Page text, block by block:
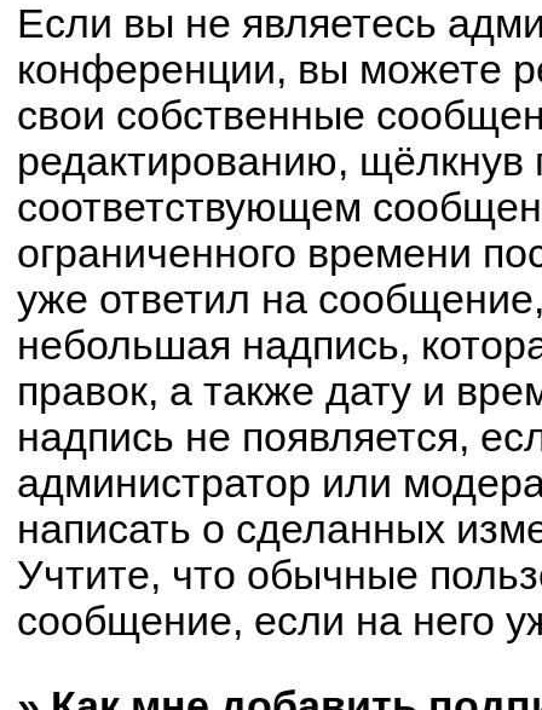
Если вы не являетесь
конференции, вы можете
свои собственные
редактированию, щёлкнув
соответствующем
ограниченного времени
уже ответил на
небольшая надпись,
правок, а также дату и
надпись не появляется,
администратор или
написать о сделанных
Учтите, что обычные
сообщение, если на него